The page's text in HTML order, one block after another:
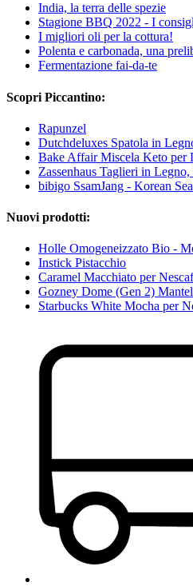
India, la terra delle spezie
Stagione BBQ 2022 - I
I migliori oli per la cottura!
Polenta e carbonada, una
Fermentazione fai-da-te
Scopri Piccantino:
Rapunzel
Dutchdeluxes Spatola in
Bake Affair Miscela Keto per
Zassenhaus Taglieri in
bibigo SsamJang - Korean
Nuovi prodotti:
Holle Omogeneizzato Bio -
Instick Pistacchio
Caramel Macchiato per
Gozney Dome (Gen 2)
Starbucks White Mocha per